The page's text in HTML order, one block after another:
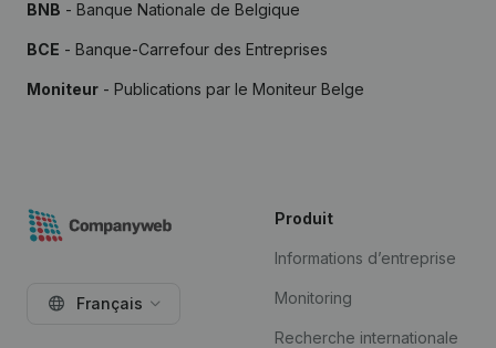
BNB - Banque Nationale de Belgique
BCE - Banque-Carrefour des Entreprises
Moniteur - Publications par le Moniteur Belge
Français
Produit
Informations d’entreprise
Monitoring
Recherche internationale